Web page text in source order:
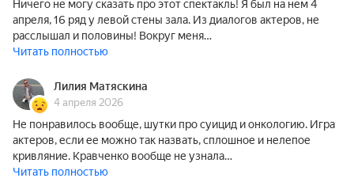
Ничего не могу сказать про этот спектакль! Я был на нем 4
апреля, 16 ряд у левой стены зала. Из диалогов актеров, не
расслышал и половины! Вокруг меня…
Читать полностью
Лилия Матяскина
4 апреля 2026
Не понравилось вообще, шутки про суицид и онкологию. Игра
актеров, если ее можно так назвать, сплошное и нелепое
кривляние. Кравченко вообще не узнала…
Читать полностью